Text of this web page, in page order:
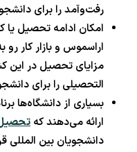
رفت‌وآمد را برای
امکان ادامه تحصیل یا
اراسموس و بازار کار رو
مزایای تحصیل در این
التحصیلی را برای
بسیاری از دانشگاه‌ها
ارائه می‌دهند که تحصیل
دانشجویان بین المللی